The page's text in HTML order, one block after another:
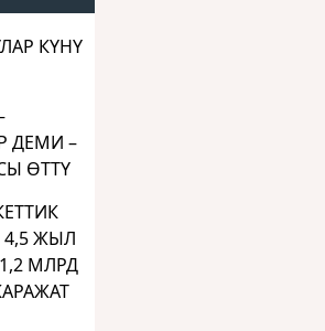
КҮНҮ
ДЕМИ –
ӨТТҮ
ЖЫЛ
МЛРД